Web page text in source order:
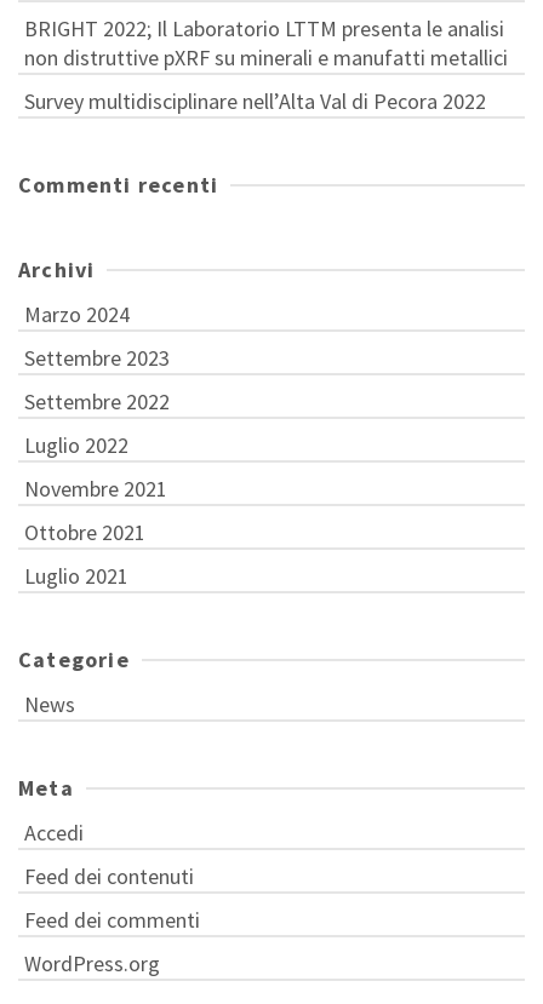
BRIGHT 2022; Il Laboratorio LTTM presenta le analisi
non distruttive pXRF su minerali e manufatti metallici
Survey multidisciplinare nell’Alta Val di Pecora 2022
Commenti recenti
Archivi
Marzo 2024
Settembre 2023
Settembre 2022
Luglio 2022
Novembre 2021
Ottobre 2021
Luglio 2021
Categorie
News
Meta
Accedi
Feed dei contenuti
Feed dei commenti
WordPress.org